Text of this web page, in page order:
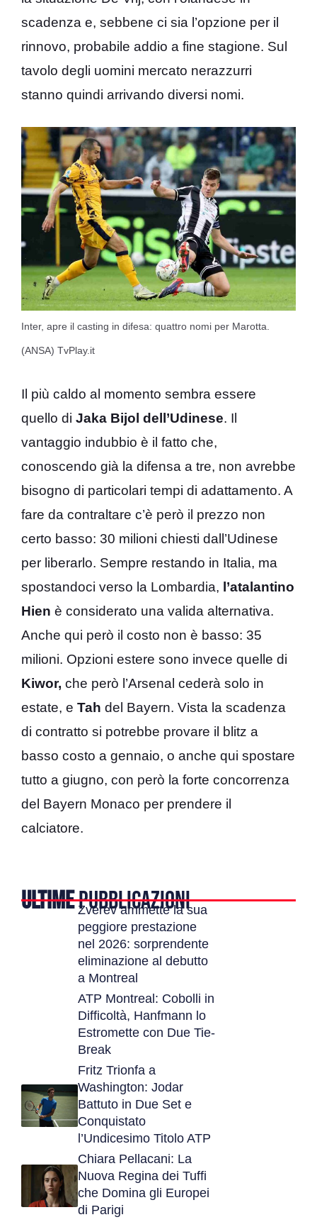
scadenza e, sebbene ci sia l’opzione per il
rinnovo, probabile addio a fine stagione. Sul
tavolo degli uomini mercato nerazzurri
stanno quindi arrivando diversi nomi.
Inter, apre il casting in difesa: quattro nomi per Marotta.
(ANSA) TvPlay.it
Il più caldo al momento sembra essere
quello di Jaka Bijol dell’Udinese. Il
vantaggio indubbio è il fatto che,
conoscendo già la difensa a tre, non avrebbe
bisogno di particolari tempi di adattamento. A
fare da contraltare c’è però il prezzo non
certo basso: 30 milioni chiesti dall’Udinese
per liberarlo. Sempre restando in Italia, ma
spostandoci verso la Lombardia, l’atalantino
Hien è considerato una valida alternativa.
Anche qui però il costo non è basso: 35
milioni. Opzioni estere sono invece quelle di
Kiwor, che però l’Arsenal cederà solo in
estate, e Tah del Bayern. Vista la scadenza
di contratto si potrebbe provare il blitz a
basso costo a gennaio, o anche qui spostare
tutto a giugno, con però la forte concorrenza
del Bayern Monaco per prendere il
calciatore.
ULTIMEPUBBLICAZIONI
Zverev ammette la sua
peggiore prestazione
nel 2026: sorprendente
eliminazione al debutto
a Montreal
ATP Montreal: Cobolli in
Difficoltà, Hanfmann lo
Estromette con Due Tie-
Break
Fritz Trionfa a
Washington: Jodar
Battuto in Due Set e
Conquistato
l’Undicesimo Titolo ATP
Chiara Pellacani: La
Nuova Regina dei Tuffi
che Domina gli Europei
di Parigi